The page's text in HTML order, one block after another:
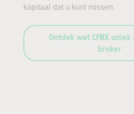
kapitaal dat u kunt missen.
Ontdek wat LYNX
broker